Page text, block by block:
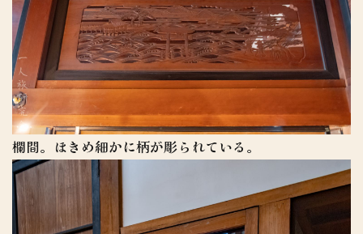
欄間。ほきめ細かに柄が彫られている。